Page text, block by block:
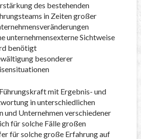
des bestehenden
in Zeiten großer
unternehmensexterne Sichtweise
benötigt
besonderer
mit Ergebnis- und
in unterschiedlichen
und Unternehmen verschiedener
für solche Fälle großen
für solche große Erfahrung auf